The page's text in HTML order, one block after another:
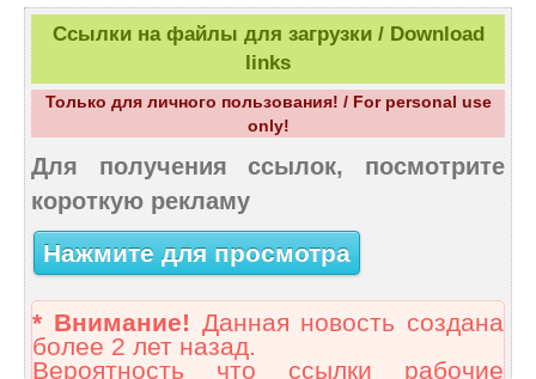
Ссылки на файлы для загрузки / Download
links
Только для личного пользования! / For personal use
only!
Для получения ссылок, посмотрите
короткую рекламу
Нажмите для просмотра
* Внимание! Данная новость создана
более 2 лет назад.
Вероятность что ссылки рабочие